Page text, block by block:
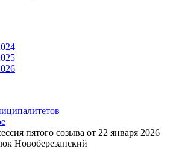
пятого созыва от 22 января 2026
Новоберезанский